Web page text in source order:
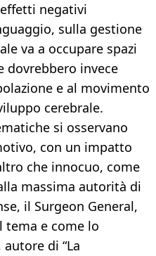
negativi
sulla gestione
va a occupare spazi
dovrebbero invece
e al movimento
cerebrale.
si osservano
con un impatto
che innocuo, come
massima autorità di
il Surgeon General,
tema e come lo
di “La